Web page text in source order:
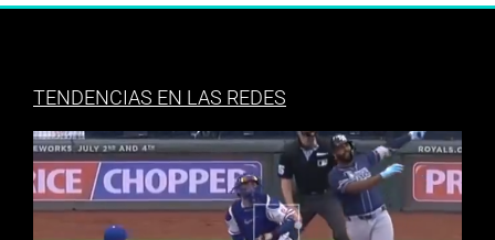
TENDENCIAS EN LAS REDES